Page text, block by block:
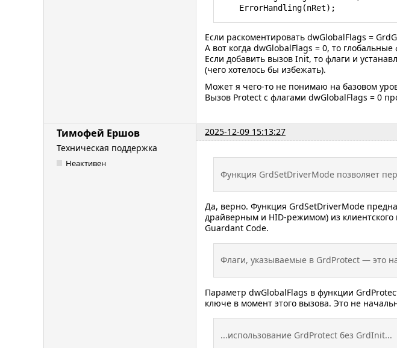
    ErrorHandling(nRet);
Если раскоментировать dwGlobalFlags =
А вот когда dwGlobalFlags = 0, то
Если добавить вызов Init, то флаги и
(чего хотелось бы избежать).
Может я чего-то не понимаю на базовом
Вызов Protect с флагами dwGlobalFlags = 0
Тимофей Ершов
2025-12-09 15:13:27
Техническая поддержка
Неактивен
Функция GrdSetDriverMode позволяет
Да, верно. Функция GrdSetDriverMode
драйверным и HID-режимом) из
Guardant Code.
Флаги, указываемые в GrdProtect — это
Параметр dwGlobalFlags в функции
ключе в момент этого вызова. Это не
...использование GrdProtect без GrdInit...